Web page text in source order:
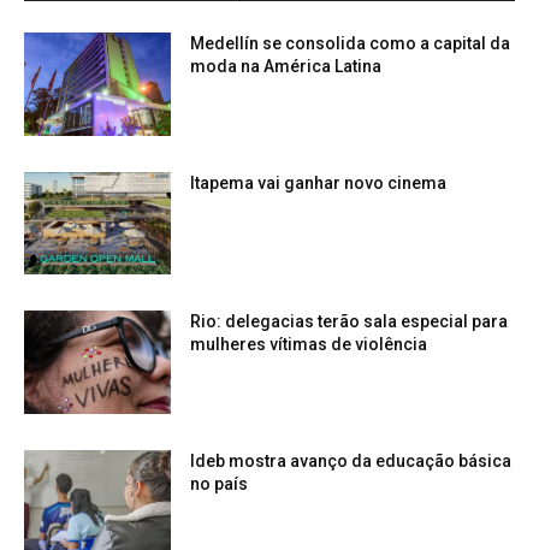
Medellín se consolida como a capital da
moda na América Latina
Itapema vai ganhar novo cinema
Rio: delegacias terão sala especial para
mulheres vítimas de violência
Ideb mostra avanço da educação básica
no país